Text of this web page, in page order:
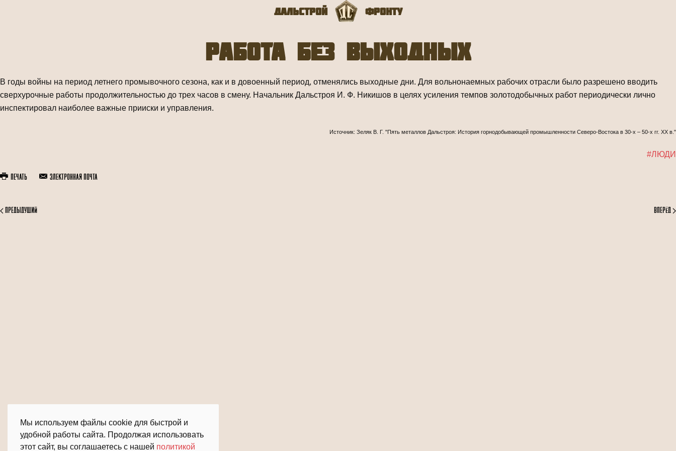
Мы используем файлы cookie для быстрой и
удобной работы сайта. Продолжая использовать
этот сайт, вы соглашаетесь с нашей политикой
Дальстрой Фронту
Работа без выходных
В годы войны на период летнего промывочного сезона, как и в довоенный период, отменялись выходные дни. Для вольнонаемных рабочих отрасли было разрешено вводить
сверхурочные работы продолжительностью до трех часов в смену. Начальник Дальстроя И. Ф. Никишов в целях усиления темпов золотодобычных работ периодически лично
инспектировал наиболее важные прииски и управления.
Источник: Зеляк В. Г. "Пять металлов Дальстроя: История горнодобывающей промышленности Северо-Востока в 30-х – 50-х гг. ХХ в."
#ЛЮДИ
Печать Электронная почта
Предыдущий Вперёд